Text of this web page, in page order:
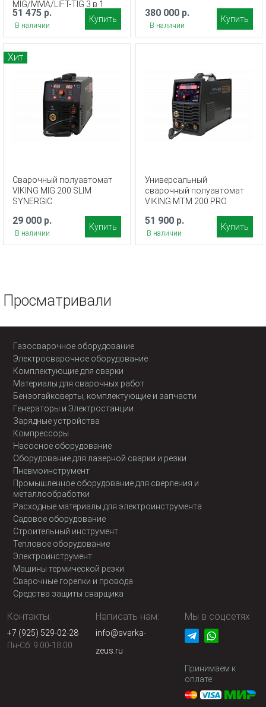
MIG/MMA/LIFT-TIG 3 в 1
51 475 р.
В наличии
Купить
380 000 р.
В наличии
Купить
Хит
Сварочный полуавтомат
VIKING MIG 200 SLIM
SYNERGIC
29 000 р.
В наличии
Купить
Универсальный
сварочный полуавтомат
VIKING MTM 200 PRO
51 900 р.
В наличии
Купить
Просматривали
Газосварочное оборудование
Электросварочное оборудование
Комплектующие для сварки
Материалы для сварочных работ
Бензогайковерты, комплектующие и запчасти
Генераторы и Электростанции
Зарядные устройства
Компрессоры
Насосное оборудование
Оборудование для лазерной сварки и резки
Пневмоинструмент
Промышленное оборудование для сверления и
металлообработки
Расходные материалы для электроинструмента
Садовое оборудование
Строительный инструмент
Тепловое оборудование
Электроинструмент
Машины термической резки
Сварочные горелки и провода
Средства защиты сварщика
Контакты:
+7 (925) 529-02-28
Пн-Сб: 9:00-18:00
Написать нам:
info@svarka-
zeus.ru
Мы в соцсетях
Принимаем к
оплате: